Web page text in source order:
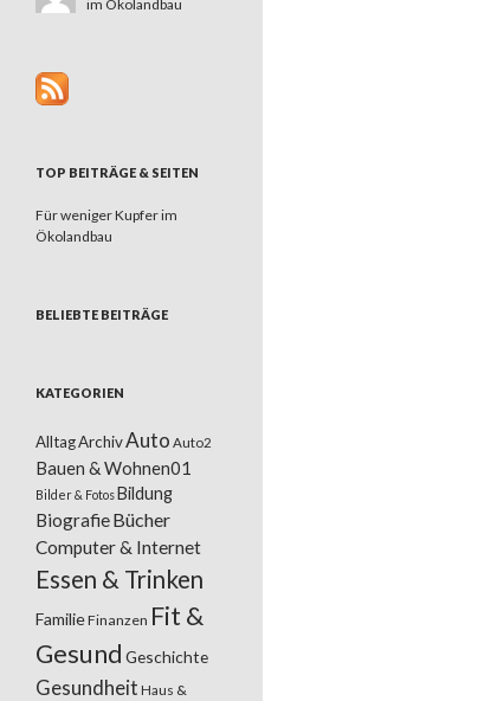
im Ökolandbau
TOP BEITRÄGE & SEITEN
Für weniger Kupfer im
Ökolandbau
BELIEBTE BEITRÄGE
KATEGORIEN
AlltagArchivAuto Auto2
Bauen & Wohnen01
Bilder & FotosBildung
BiografieBücher
Computer & Internet
Essen & Trinken
FamilieFinanzen Fit &
Gesund Geschichte
Gesundheit Haus &